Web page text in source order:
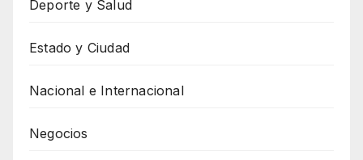
Deporte y Salud
Estado y Ciudad
Nacional e Internacional
Negocios